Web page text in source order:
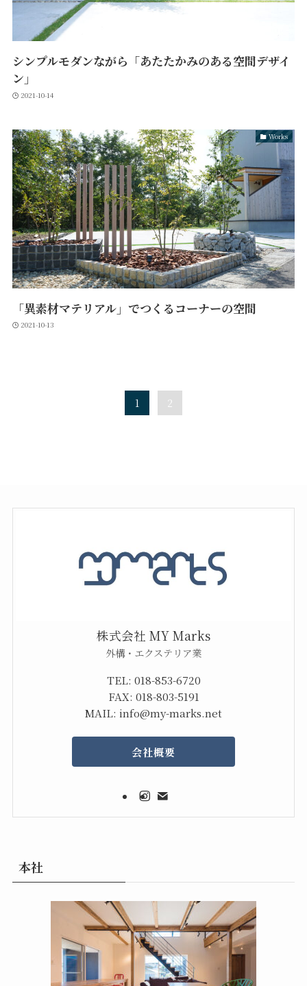
シンプルモダンながら「あたたかみのある空間デザイ
ン」
2021-10-14
Works
「異素材マテリアル」でつくるコーナーの空間
2021-10-13
1 2
株式会社 MY Marks
外構・エクステリア業
TEL: 018-853-6720
FAX: 018-803-5191
MAIL: info@my-marks.net
会社概要
本社